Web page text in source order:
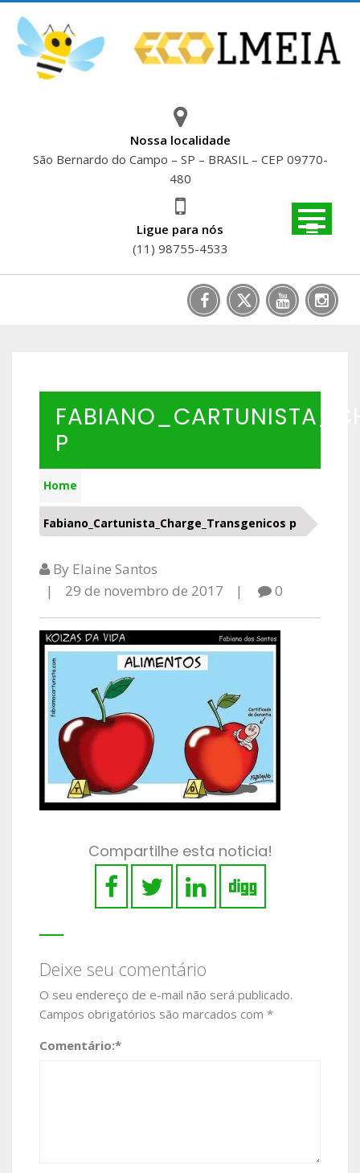
content
Nossa localidade
São Bernardo do Campo – SP – BRASIL – CEP 09770-
480
Ligue para nós
(11) 98755-4533
P
Home
Fabiano_Cartunista_Charge_Transgenicos p
By Elaine Santos
29 de novembro de 2017
0
Compartilhe esta noticia!
Deixe seu comentário
O seu endereço de e-mail não será publicado.
Campos obrigatórios são marcados com *
Comentário:*